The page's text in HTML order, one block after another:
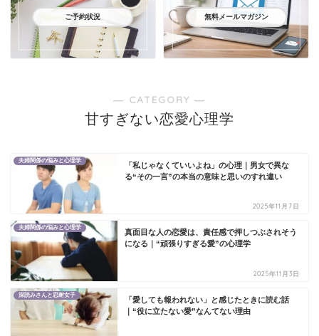
ご予約状況 無料メールマガジン
― CATEGORY ―
甘すぎない恋愛心理学
夫婦関係の悩みと心理学
「私じゃなくていいよね」の心理｜男女で異な
る“その一言”の本当の意味と思いのすれ違い
2025年11月7日
夫婦関係の悩みと心理学
真面目な人の恋愛は、責任感で押しつぶされそう
になる｜“頑張りすぎる愛”の心理学
2025年11月3日
深読みさんと忍耐女子
「愛しても報われない」と感じたときに読む話
｜“役に立たない愛”なんてない理由